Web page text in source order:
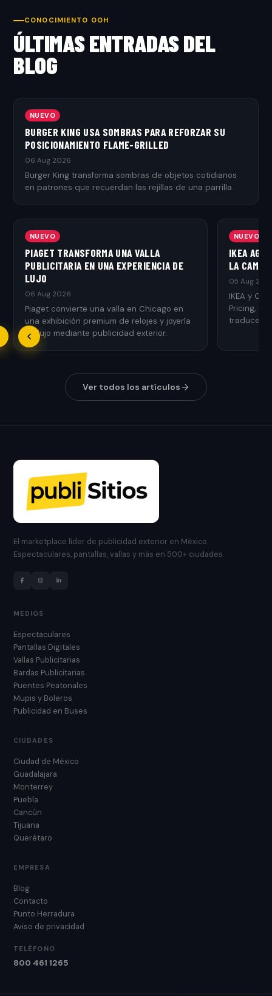
CONOCIMIENTO OOH
ÚLTIMAS ENTRADAS DEL
BLOG
NUEVO
BURGER KING USA SOMBRAS PARA REFORZAR SU
POSICIONAMIENTO FLAME-GRILLED
06 Aug 2026
Burger King transforma sombras de objetos cotidianos
en patrones que recuerdan las rejillas de una parrilla.
NUEVO
PIAGET TRANSFORMA UNA VALLA
PUBLICITARIA EN UNA EXPERIENCIA DE
LUJO
06 Aug 2026
Piaget convierte una valla en Chicago en
una exhibición premium de relojes y joyería
de lujo mediante publicidad exterior.
NUEVO
IKEA
LA
05 Aug
IKEA y
Pricing,
traduce el
Ver todos los artículos
El marketplace líder de publicidad exterior en México.
Espectaculares, pantallas, vallas y más en 500+ ciudades.
MEDIOS
Espectaculares
Pantallas Digitales
Vallas Publicitarias
Bardas Publicitarias
Puentes Peatonales
Mupis y Boleros
Publicidad en Buses
CIUDADES
Ciudad de México
Guadalajara
Monterrey
Puebla
Cancún
Tijuana
Querétaro
EMPRESA
Blog
Contacto
Punto Herradura
Aviso de privacidad
TELÉFONO
800 461 1265